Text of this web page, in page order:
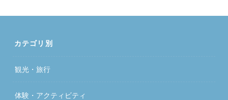
カテゴリ別
観光・旅行
体験・アクティビティ